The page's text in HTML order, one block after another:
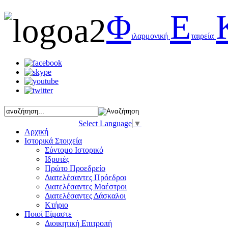
Φιλαρμονική Εταιρεία
Select Language ▼
Αρχική
Ιστορικά Στοιχεία
Σύντομο Ιστορικό
Ιδρυτές
Πρώτο Προεδρείο
Διατελέσαντες Πρόεδροι
Διατελέσαντες Μαέστροι
Διατελέσαντες Δάσκαλοι
Κτήριο
Ποιοί Είμαστε
Διοικητική Επιτροπή